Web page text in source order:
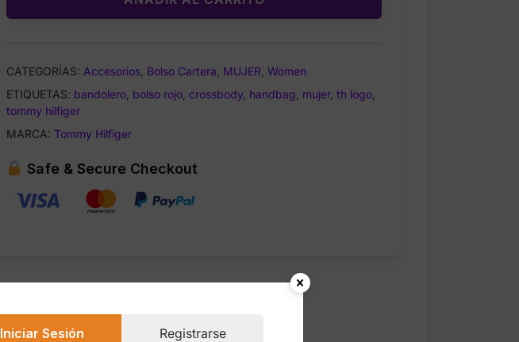
CATEGORÍAS: Accesorios Bolso Cartera MUJER Women
ETIQUETAS: bandolero bolso rojo crossbody handbag mujer, th logo
tommy hilfiger
MARCA: Tommy Hilfiger
Safe & Secure Checkout
Iniciar Sesión Registrarse